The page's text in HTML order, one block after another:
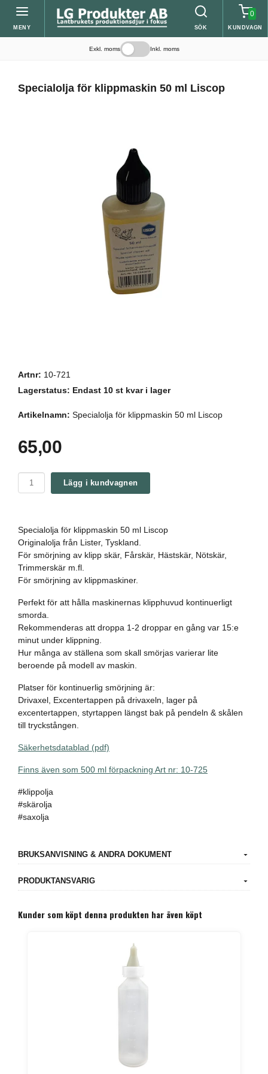
MENY SÖK
0
KUNDVAGN
Exkl. moms Inkl. moms
Specialolja för klippmaskin 50 ml Liscop
Artnr: 10-721
Lagerstatus: Endast 10 st kvar i lager
Artikelnamn: Specialolja för klippmaskin 50 ml Liscop
65,00
Lägg i kundvagnen
Specialolja för klippmaskin 50 ml Liscop
Originalolja från Lister, Tyskland.
För smörjning av klipp skär, Fårskär, Hästskär, Nötskär,
Trimmerskär m.fl.
För smörjning av klippmaskiner.
Perfekt för att hålla maskinernas klipphuvud kontinuerligt
smorda.
Rekommenderas att droppa 1-2 droppar en gång var 15:e
minut under klippning.
Hur många av ställena som skall smörjas varierar lite
beroende på modell av maskin.
Platser för kontinuerlig smörjning är:
Drivaxel, Excentertappen på drivaxeln, lager på
excentertappen, styrtappen längst bak på pendeln & skålen
till tryckstången.
Säkerhetsdatablad (pdf)
Finns även som 500 ml förpackning Art nr: 10-725
#klippolja
#skärolja
#saxolja
BRUKSANVISNING & ANDRA DOKUMENT
PRODUKTANSVARIG
Kunder som köpt denna produkten har även köpt